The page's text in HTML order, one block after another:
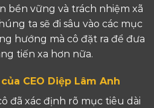
bền vững và trách nhiệm xã
ta sẽ đi sâu vào các mục
hướng mà cô đặt ra để đưa
tiến xa hơn nữa.
CEO Diệp Lâm Anh
đã xác định rõ mục tiêu dài